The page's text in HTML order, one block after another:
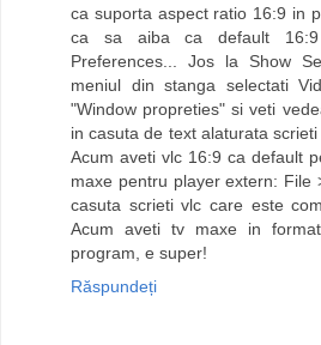
ca suporta aspect ratio 16:9 in
ca sa aiba ca default
Preferences... Jos la Show
meniul din stanga selectati
"Window propreties" si veti
in casuta de text alaturata
Acum aveti vlc 16:9 ca default
maxe pentru player extern: File
casuta scrieti vlc care este
Acum aveti tv maxe in
program, e super!
Răspundeți